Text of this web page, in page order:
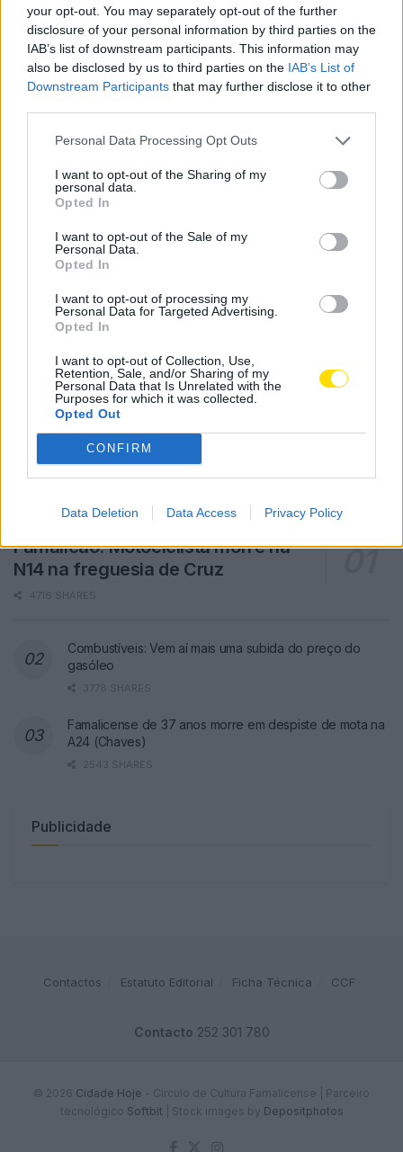
your opt-out. You may separately opt-out of the further
disclosure of your personal information by third parties on the
IAB’s list of downstream participants. This information may
also be disclosed by us to third parties on the IAB’s List of
Downstream Participants that may further disclose it to other
Personal Data Processing Opt Outs
I want to opt-out of the Sharing of my
personal data.
Opted In
I want to opt-out of the Sale of my
Personal Data.
Opted In
I want to opt-out of processing my
Personal Data for Targeted Advertising.
Opted In
I want to opt-out of Collection, Use,
Retention, Sale, and/or Sharing of my
Personal Data that Is Unrelated with the
Purposes for which it was collected.
Opted Out
CONFIRM
Data Deletion Data Access Privacy Policy
CIDADE HOJE 16 DE ABRIL, 2026 0
Famalicão: GD Joane vai para o terceiro
treinador na presente época
CIDADE HOJE 15 DE ABRIL, 2026 0
1 2 … 27
Famalicão: Motociclista morre na
N14 na freguesia de Cruz
4716 SHARES
Combustíveis: Vem aí mais uma subida do preço do
gasóleo
3778 SHARES
Famalicense de 37 anos morre em despiste de mota na
A24 (Chaves)
2543 SHARES
Publicidade
Contactos Estatuto Editorial Ficha Técnica CCF
Contacto 252 301 780
© 2026 Cidade Hoje - Circulo de Cultura Famalicense | Parceiro
tecnológico Softbit Stock images by Depositphotos